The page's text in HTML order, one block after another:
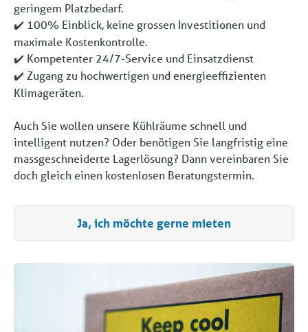
geringem Platzbedarf.
✔️ 100% Einblick, keine grossen Investitionen und
maximale Kostenkontrolle.
✔️ Kompetenter 24/7-Service und Einsatzdienst
✔️ Zugang zu hochwertigen und energieeffizienten
Klimageräten.
Auch Sie wollen unsere Kühlräume schnell und
intelligent nutzen? Oder benötigen Sie langfristig eine
massgeschneiderte Lagerlösung? Dann vereinbaren Sie
doch gleich einen kostenlosen Beratungstermin.
Ja, ich möchte gerne mieten